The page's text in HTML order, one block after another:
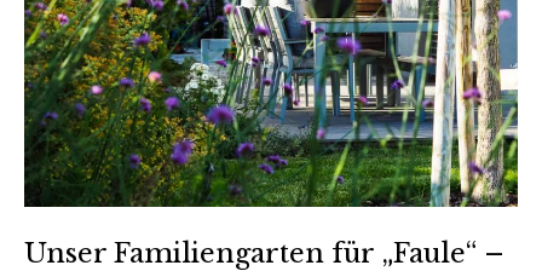
Unser Familiengarten für „Faule“ –